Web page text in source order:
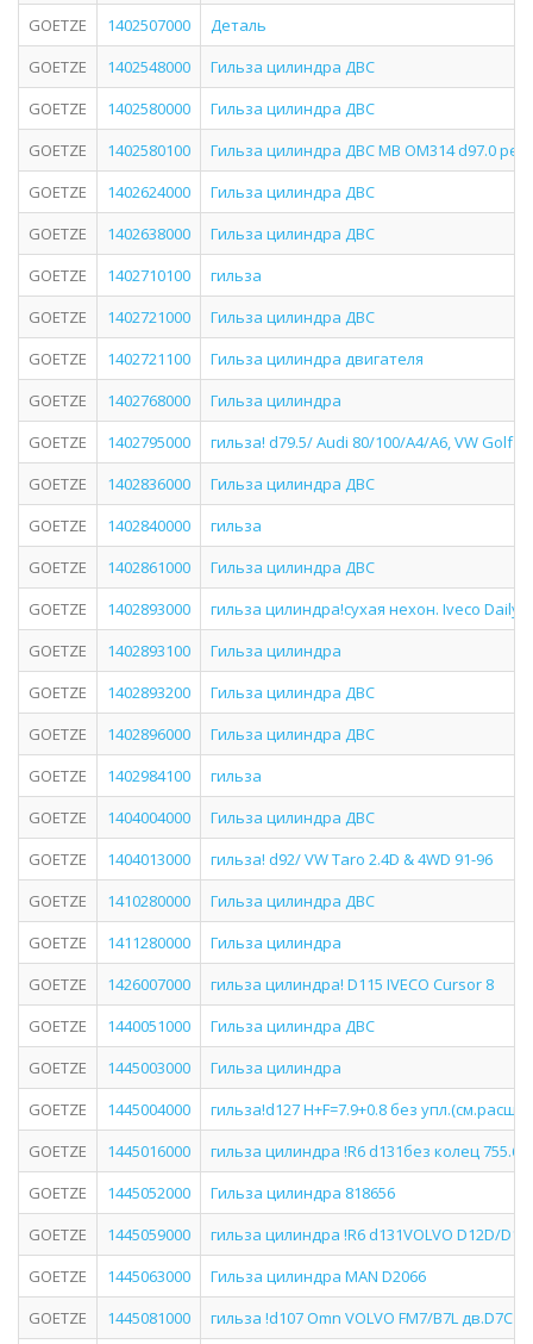
GOETZE 1402507000
Деталь
GOETZE
1402548000
Гильза цилиндра ДВС
GOETZE
1402580000
Гильза цилиндра ДВС
GOETZE
1402580100
Гильза цилиндра ДВС MB OM314 d97.0 рем.
GOETZE
1402624000
Гильза цилиндра ДВС
GOETZE
1402638000
Гильза цилиндра ДВС
GOETZE
1402710100
гильза
GOETZE
1402721000
Гильза цилиндра ДВС
GOETZE
1402721100
Гильза цилиндра двигателя
GOETZE
1402768000
Гильза цилиндра
GOETZE
1402795000
гильза! d79.5/ Audi 80/100/A4/A6, VW Golf
GOETZE
1402836000
Гильза цилиндра ДВС
GOETZE
1402840000
гильза
GOETZE
1402861000
Гильза цилиндра ДВС
GOETZE
1402893000
гильза цилиндра!сухая нехон. Iveco Daily
GOETZE
1402893100
Гильза цилиндра
GOETZE
1402893200
Гильза цилиндра ДВС
GOETZE
1402896000
Гильза цилиндра ДВС
GOETZE
1402984100
гильза
GOETZE
1404004000
Гильза цилиндра ДВС
GOETZE
1404013000
гильза! d92/ VW Taro 2.4D & 4WD 91-96
GOETZE
1410280000
Гильза цилиндра ДВС
GOETZE
1411280000
Гильза цилиндра
GOETZE
1426007000
гильза цилиндра! D115 IVECO Cursor 8
GOETZE
1440051000
Гильза цилиндра ДВС
GOETZE
1445003000
Гильза цилиндра
GOETZE
1445004000
гильза!d127 H+F=7.9+0.8 без
GOETZE
1445016000
гильза цилиндра !R6 d131без колец
GOETZE
1445052000
Гильза цилиндра 818656
GOETZE
1445059000
гильза цилиндра !R6 d131VOLVO D12D/
GOETZE
1445063000
Гильза цилиндра MAN D2066
GOETZE
1445081000
гильза !d107 Omn VOLVO FM7/B7L дв.D7C